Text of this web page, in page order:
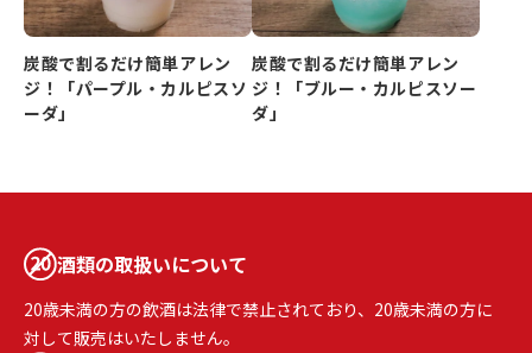
炭酸で割るだけ簡単アレン
ジ！「パープル・カルピスソ
ーダ」
炭酸で割るだけ簡単アレン
ジ！「ブルー・カルピスソー
ダ」
酒類の取扱いについて
20歳未満の方の飲酒は法律で禁止されており、20歳未満の方に
対して販売はいたしません。